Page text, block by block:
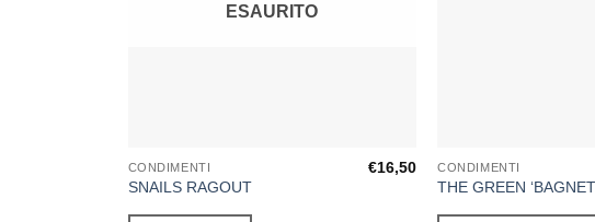
ESAURITO
CONDIMENTI
SNAILS RAGOUT
€16,50 CONDIMENTI
THE GREEN